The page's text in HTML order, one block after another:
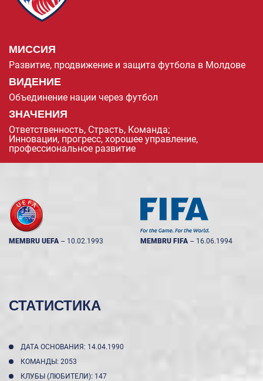
МИССИЯ
Развитие, продвижение и защита футбола в Молдове
ВИДЕНИЕ
Объединение нации через футбол
ЗНАЧЕНИЯ
Ответственность, Страсть, Команда;
Инновации, прогресс, хорошее управление,
профессиональное развитие
MEMBRU UEFA -- 10.02.1993 MEMBRU FIFA -- 16.06.1994
СТАТИСТИКА
ДАТА ОСНОВАНИЯ: 14.04.1990
КОМАНДЫ: 2053
КЛУБЫ (ЛЮБИТЕЛИ): 147